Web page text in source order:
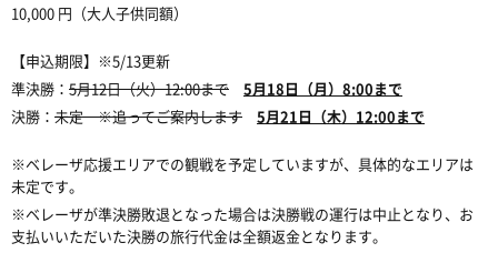
10,000 円（大人子供同額）
【申込期限】※5/13更新
準決勝： 5月12日（火）12:00まで
5月18日（月）8:00まで
決勝： 未定 ※追ってご案内します 5月21日（木）12:00まで
※ベレーザ応援エリアでの観戦を予定していますが、具体的なエリアは
未定です。
※ベレーザが準決勝敗退となった場合は決勝戦の運行は中止となり、お
支払いいただいた決勝の旅行代金は全額返金となります。